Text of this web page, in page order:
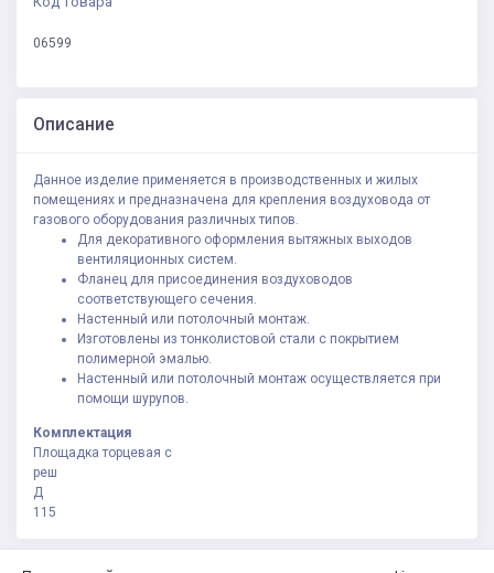
06599
Описание
Данное изделие применяется в производственных и жилых
помещениях и предназначена для крепления воздуховода от
газового оборудования различных типов.
Для декоративного оформления вытяжных выходов
вентиляционных систем.
Фланец для присоединения воздуховодов
соответствующего сечения.
Настенный или потолочный монтаж.
Изготовлены из тонколистовой стали с покрытием
полимерной эмалью.
Настенный или потолочный монтаж осуществляется при
помощи шурупов.
Комплектация
Площадка торцевая с
реш
Д
115